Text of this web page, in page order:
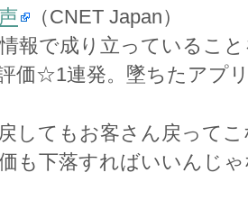
（CNET Japan）
報で成り立っているこ
価☆1連発。墜ちたアプ
してもお客さん戻って
も下落すればいいんじ